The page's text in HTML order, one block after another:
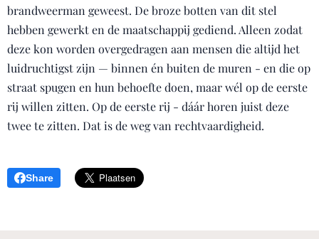
brandweerman geweest. De broze botten van dit stel
hebben gewerkt en de maatschappij gediend. Alleen zodat
deze kon worden overgedragen aan mensen die altijd het
luidruchtigst zijn — binnen én buiten de muren - en die op
straat spugen en hun behoefte doen, maar wél op de eerste
rij willen zitten. Op de eerste rij - dáár horen juist deze
twee te zitten. Dat is de weg van rechtvaardigheid.
Share